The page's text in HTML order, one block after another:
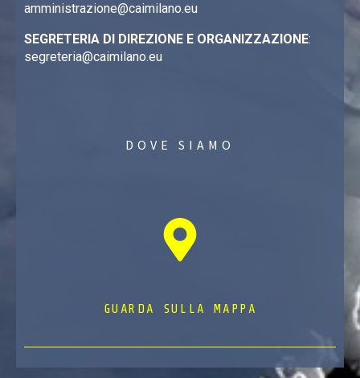
amministrazione@caimilano.eu
SEGRETERIA DI DIREZIONE E ORGANIZZAZIONE:
segreteria@caimilano.eu
DOVE SIAMO
GUARDA SULLA MAPPA